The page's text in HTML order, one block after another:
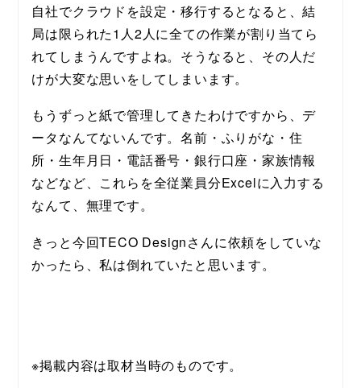
自社でクラウドを設定・移行するとなると、結
局は限られた1人2人に全ての作業が割り当てら
れてしまうんですよね。そうなると、その人だ
けが大変な思いをしてしまいます。
もうずっと紙で管理してきたわけですから、デ
ータなんてないんです。名前・ふりがな・住
所・生年月日・電話番号・銀行口座・家族情報
などなど、これらを全従業員分Excelに入力する
なんて、無理です。
きっと今回TECO Designさんに依頼をしていな
かったら、私は倒れていたと思います。
※掲載内容は取材当時のものです。